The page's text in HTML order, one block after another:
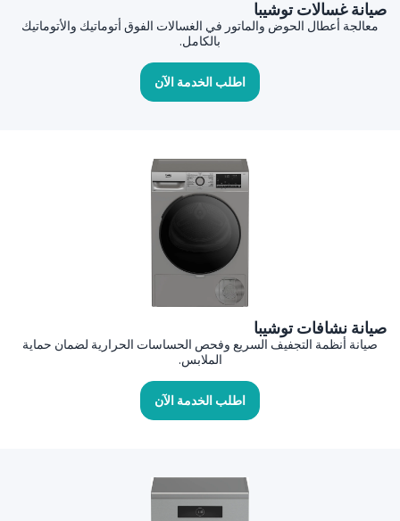
صيانة غسالات توشيبا
معالجة أعطال الحوض والماتور في الغسالات الفوق أتوماتيك والأتوماتيك
بالكامل.
اطلب الخدمة الآن
صيانة نشافات توشيبا
صيانة أنظمة التجفيف السريع وفحص الحساسات الحرارية لضمان حماية
الملابس.
اطلب الخدمة الآن